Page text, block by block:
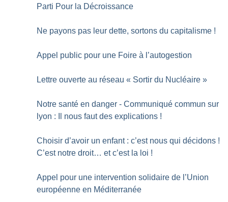
Parti Pour la Décroissance
Ne payons pas leur dette, sortons du capitalisme !
Appel public pour une Foire à l’autogestion
Lettre ouverte au réseau « Sortir du Nucléaire »
Notre santé en danger - Communiqué commun sur
lyon : Il nous faut des explications !
Choisir d’avoir un enfant : c’est nous qui décidons !
C’est notre droit… et c’est la loi !
Appel pour une intervention solidaire de l’Union
européenne en Méditerranée